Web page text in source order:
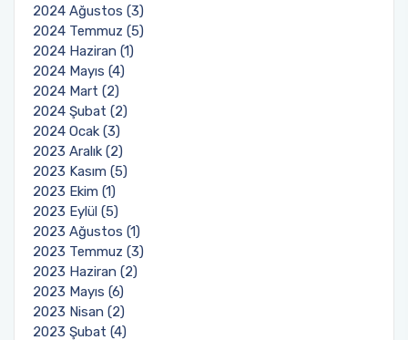
2024 Ağustos (3)
2024 Temmuz (5)
2024 Haziran (1)
2024 Mayıs (4)
2024 Mart (2)
2024 Şubat (2)
2024 Ocak (3)
2023 Aralık (2)
2023 Kasım (5)
2023 Ekim (1)
2023 Eylül (5)
2023 Ağustos (1)
2023 Temmuz (3)
2023 Haziran (2)
2023 Mayıs (6)
2023 Nisan (2)
2023 Şubat (4)